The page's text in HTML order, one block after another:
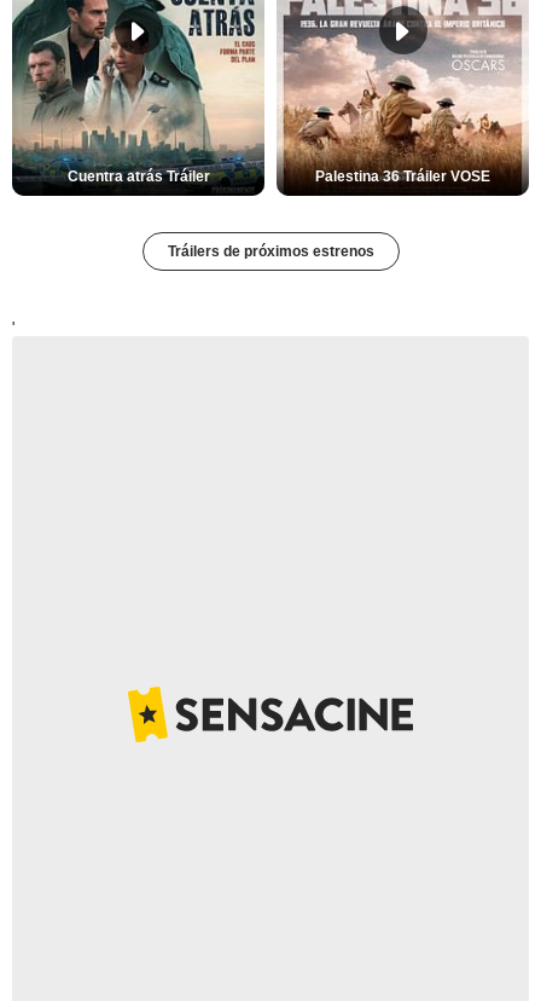
Cuentra atrás Tráiler Palestina 36 Tráiler VOSE
Tráilers de próximos estrenos
'